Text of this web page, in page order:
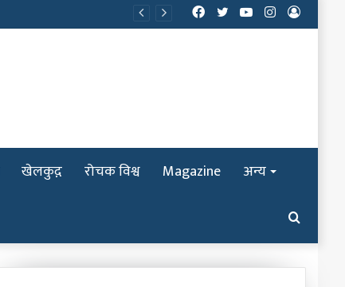
Log
Instagram
YouTube
Twitter
Facebook
खेलकुद़़ रोचक विश्व Magazine अन्य
Search
for